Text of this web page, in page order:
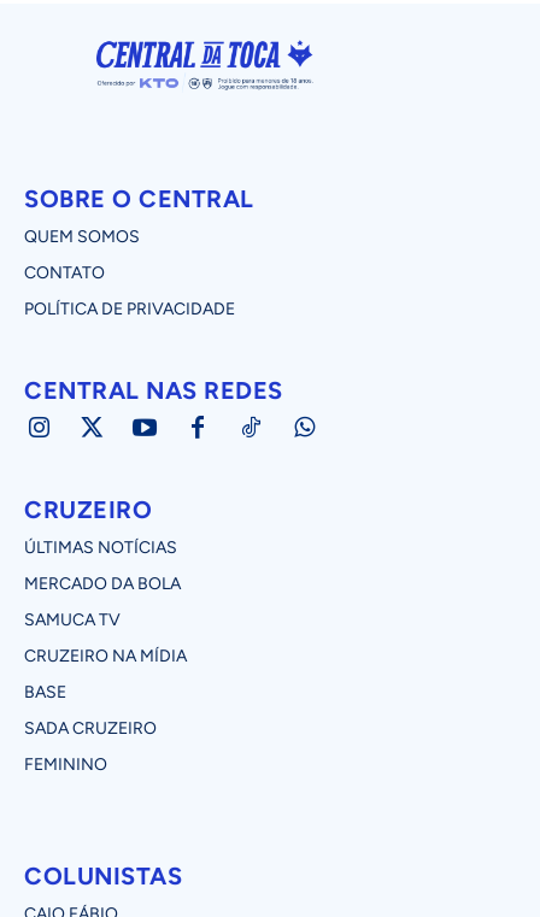
SOBRE O CENTRAL
QUEM SOMOS
CONTATO
POLÍTICA DE PRIVACIDADE
CENTRAL NAS REDES
CRUZEIRO
ÚLTIMAS NOTÍCIAS
MERCADO DA BOLA
SAMUCA TV
CRUZEIRO NA MÍDIA
BASE
SADA CRUZEIRO
FEMININO
COLUNISTAS